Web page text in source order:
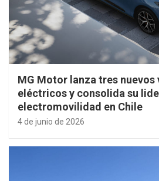
MG Motor lanza tres nuevos
eléctricos y consolida su
electromovilidad en Chile
4 de junio de 2026